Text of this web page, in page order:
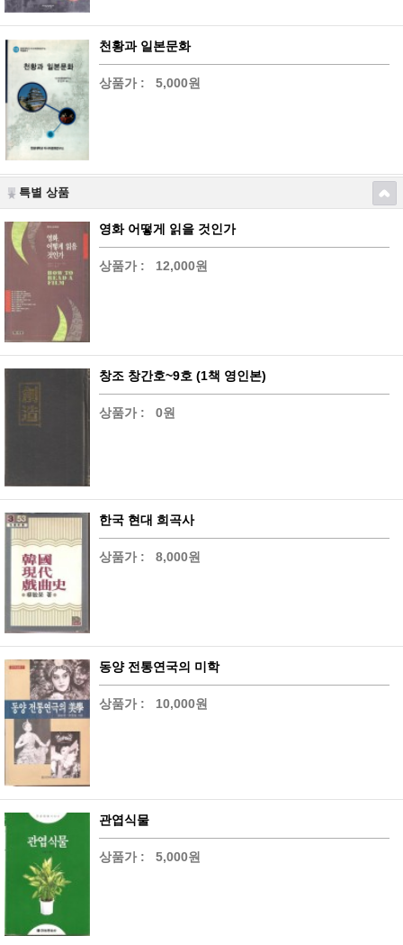
천황과 일본문화
상품가 : 5,000원
특별 상품
영화 어떻게 읽을 것인가
상품가 : 12,000원
창조 창간호~9호 (1책 영인본)
상품가 : 0원
한국 현대 희곡사
상품가 : 8,000원
동양 전통연국의 미학
상품가 : 10,000원
관엽식물
상품가 : 5,000원